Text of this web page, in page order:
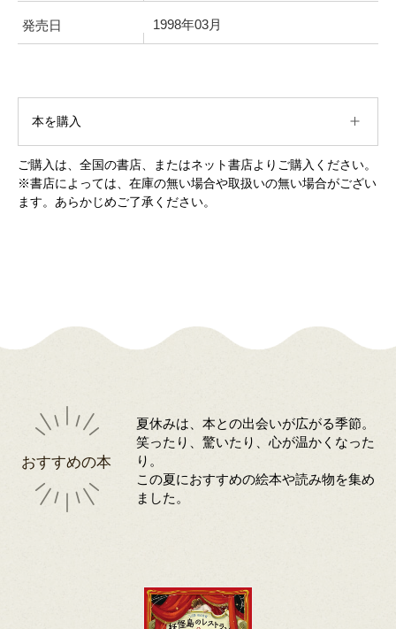
発売日 1998年03月
本を購入
ご購入は、全国の書店、またはネット書店よりご購入ください。
※書店によっては、在庫の無い場合や取扱いの無い場合がござい
ます。あらかじめご了承ください。
おすすめの本
夏休みは、本との出会いが広がる季節。
笑ったり、驚いたり、心が温かくなった
り。
この夏におすすめの絵本や読み物を集め
ました。